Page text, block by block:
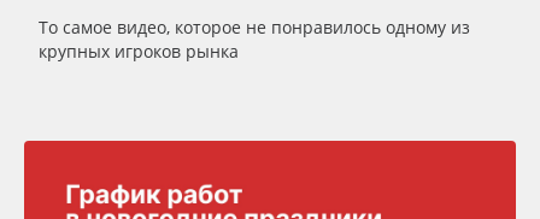
То самое видео, которое не понравилось одному из
крупных игроков рынка